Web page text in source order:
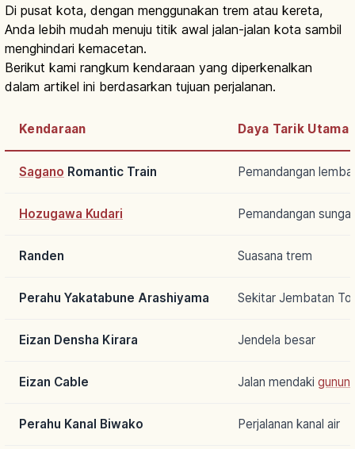
Di pusat kota, dengan menggunakan trem atau kereta,
Anda lebih mudah menuju titik awal jalan-jalan kota sambil
menghindari kemacetan.
Berikut kami rangkum kendaraan yang diperkenalkan
dalam artikel ini berdasarkan tujuan perjalanan.
Kendaraan Daya Tarik Utama
Sagano Romantic Train Pemandangan
Hozugawa Kudari Pemandangan sungai
Randen Suasana trem
Perahu Yakatabune Arashiyama Sekitar Jembatan
Eizan Densha Kirara Jendela besar
Eizan Cable Jalan mendaki
Perahu Kanal Biwako Perjalanan kanal air